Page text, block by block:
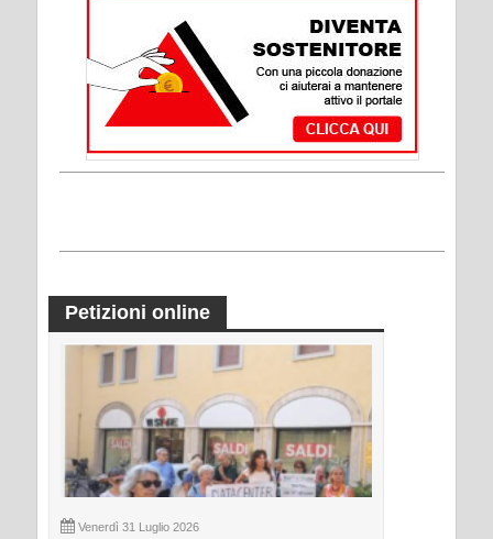
Petizioni online
Venerdì 31 Luglio 2026